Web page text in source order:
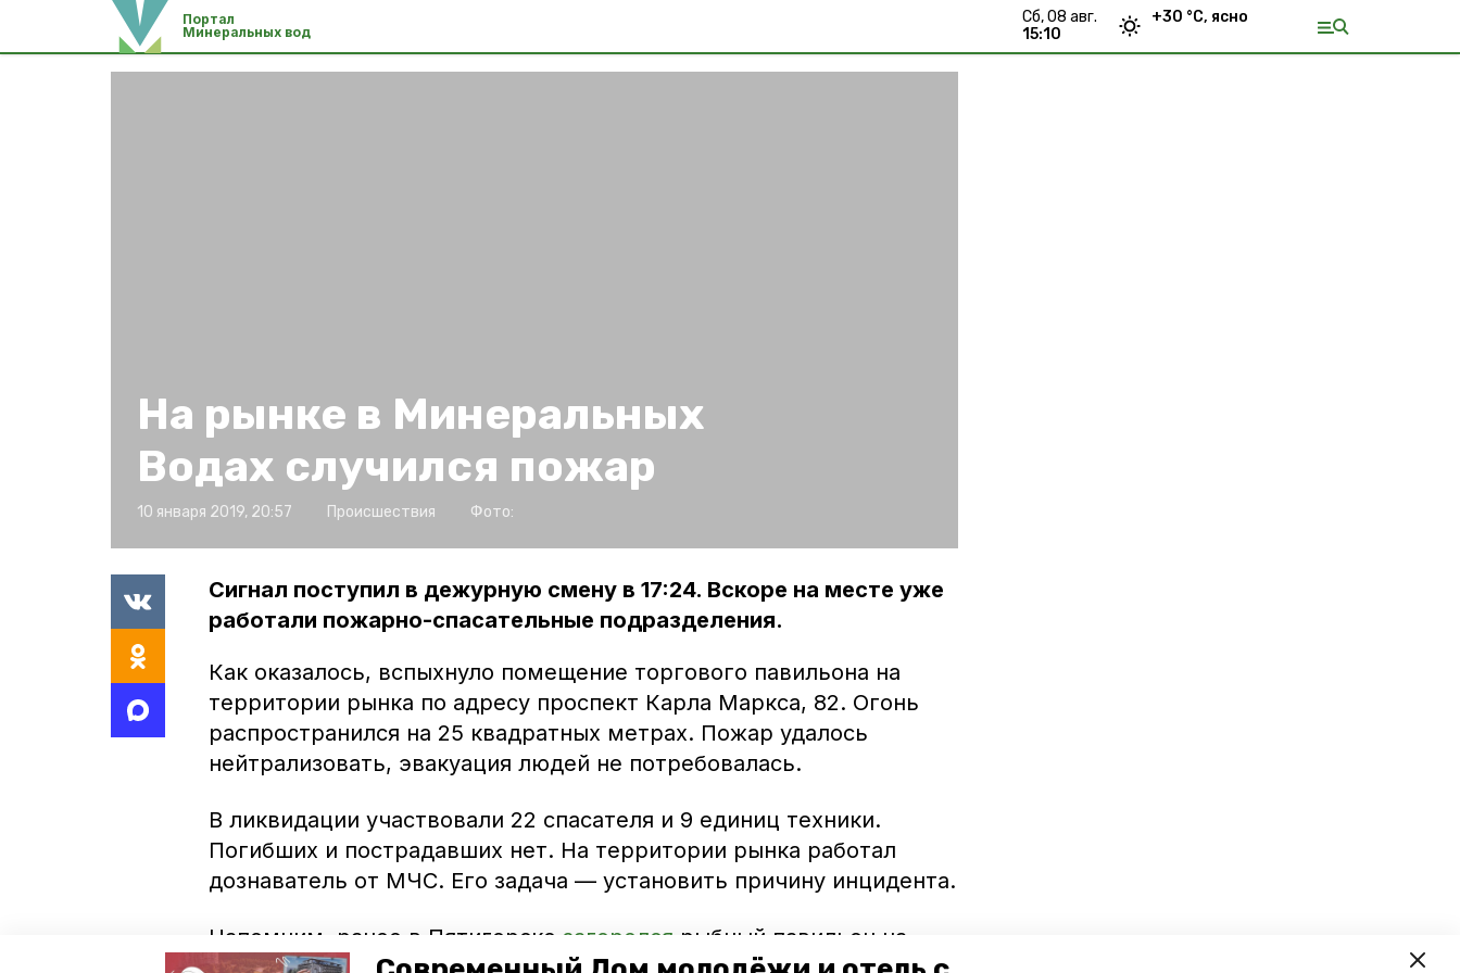
Портал
Минеральных вод
сб, 08 авг.
15:10
+30 °С, ясно
На рынке в Минеральных
Водах случился пожар
10 января 2019, 20:57 Происшествия Фото:
Сигнал поступил в дежурную смену в 17:24. Вскоре на месте уже
работали пожарно-спасательные подразделения.
Как оказалось, вспыхнуло помещение торгового павильона на
территории рынка по адресу проспект Карла Маркса, 82. Огонь
распространился на 25 квадратных метрах. Пожар удалось
нейтрализовать, эвакуация людей не потребовалась.
В ликвидации участвовали 22 спасателя и 9 единиц техники.
Погибших и пострадавших нет. На территории рынка работал
дознаватель от МЧС. Его задача — установить причину инцидента.
Напомним, ранее в Пятигорске загорелся рыбный павильон на
Верхнем рынке. Спасатели тушили пожар полтора часа. К счастью,